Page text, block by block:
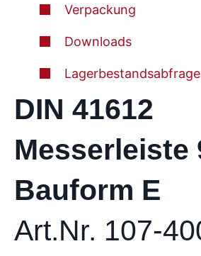
Verpackung
Downloads
Lagerbestandsabfrage
DIN 41612
Messerleiste
Bauform E
Art.Nr. 107-